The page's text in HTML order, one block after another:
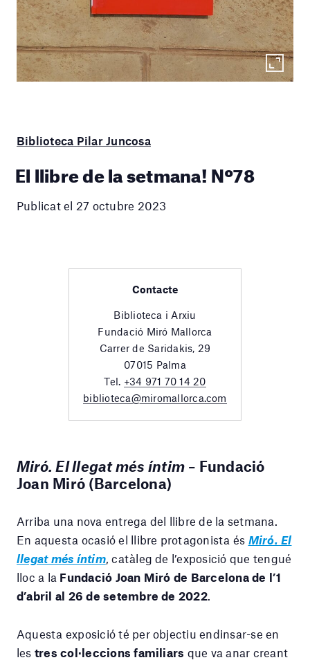
Biblioteca Pilar Juncosa
El llibre de la setmana! Nº78
Publicat el 27 octubre 2023
Contacte
Biblioteca i Arxiu
Fundació Miró Mallorca
Carrer de Saridakis, 29
07015 Palma
Tel. +34 971 70 14 20
biblioteca@miromallorca.com
Miró. El llegat més íntim – Fundació
Joan Miró (Barcelona)
Arriba una nova entrega del llibre de la setmana.
En aquesta ocasió el llibre protagonista és Miró. El
llegat més íntim, catàleg de l’exposició que tengué
lloc a la Fundació Joan Miró de Barcelona de l’1
d’abril al 26 de setembre de 2022.
Aquesta exposició té per objectiu endinsar-se en
les tres col·leccions familiars que va anar creant